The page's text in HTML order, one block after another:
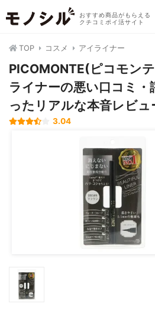
おすすめ商品がもらえる
クチコミポイ活サイト
TOP コスメ アイライナー
PICOMONTE(ピコモン
ライナーの悪い口コミ・
ったリアルな本音レビュ
3.04